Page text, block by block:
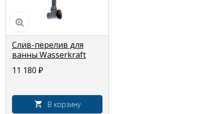
Слив-перелив для
ванны Wasserkraft
A159, цвет - черный
11 180 ₽
В корзину